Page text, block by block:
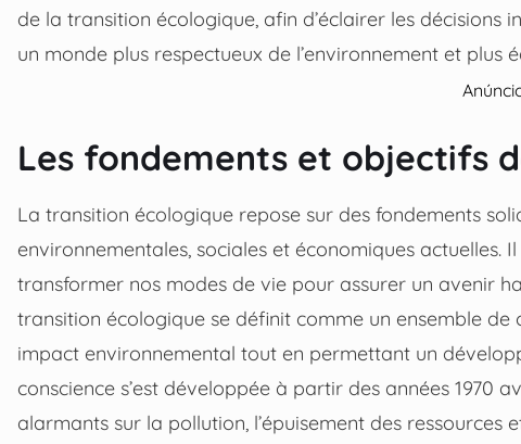
de la transition écologique, afin d’éclairer les décisions
un monde plus respectueux de l’environnement et plus
Les fondements et objectifs
La transition écologique repose sur des fondements
environnementales, sociales et économiques actuelles.
transformer nos modes de vie pour assurer un avenir
transition écologique se définit comme un ensemble
impact environnemental tout en permettant un
conscience s’est développée à partir des années 1970
alarmants sur la pollution, l’épuisement des ressources